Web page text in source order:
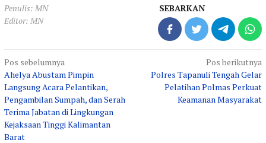
Penulis: MN
Editor: MN
SEBARKAN
Navigasi
pos
Pos sebelumnya
Ahelya Abustam Pimpin
Langsung Acara Pelantikan,
Pengambilan Sumpah, dan Serah
Terima Jabatan di Lingkungan
Kejaksaan Tinggi Kalimantan
Barat
Pos berikutnya
Polres Tapanuli Tengah Gelar
Pelatihan Polmas Perkuat
Keamanan Masyarakat